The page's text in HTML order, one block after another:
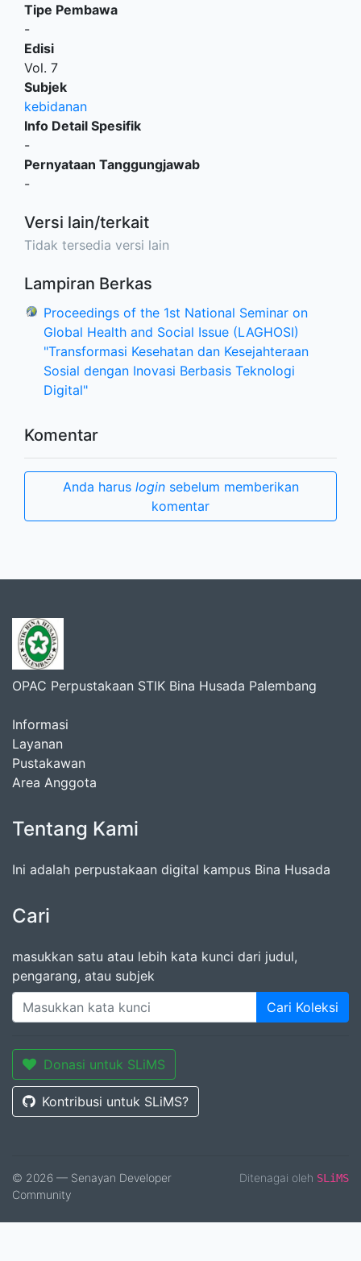
Tipe Pembawa
-
Edisi
Vol. 7
Subjek
kebidanan
Info Detail Spesifik
-
Pernyataan Tanggungjawab
-
Versi lain/terkait
Tidak tersedia versi lain
Lampiran Berkas
Proceedings of the 1st National Seminar on
Global Health and Social Issue (LAGHOSI)
"Transformasi Kesehatan dan Kesejahteraan
Sosial dengan Inovasi Berbasis Teknologi
Digital"
Komentar
Anda harus loginsebelum memberikan
komentar
OPAC Perpustakaan STIK Bina Husada Palembang
Informasi
Layanan
Pustakawan
Area Anggota
Tentang Kami
Ini adalah perpustakaan digital kampus Bina Husada
Cari
masukkan satu atau lebih kata kunci dari judul,
pengarang, atau subjek
Cari Koleksi
Donasi untuk SLiMS
Kontribusi untuk SLiMS?
© 2026 — Senayan Developer
Community
Ditenagai oleh SLiMS